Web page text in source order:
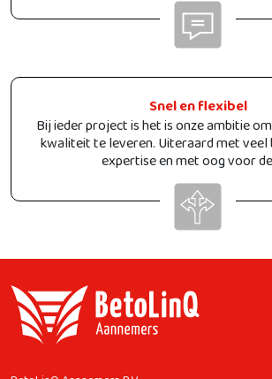
Snel en flexibel
Bij ieder project is het is onze ambitie
kwaliteit te leveren. Uiteraard met
expertise en met oog voor